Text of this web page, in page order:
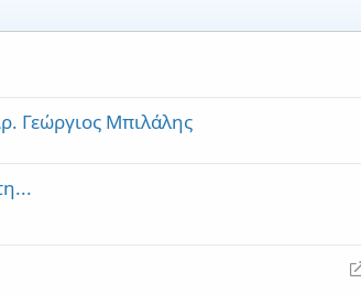
Γεώργιος Μπιλάλης